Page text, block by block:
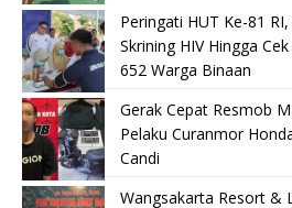
Peringati HUT Ke-81
Skrining HIV Hingga
652 Warga Binaan
Gerak Cepat Resmob
Pelaku Curanmor
Candi
Wangsakarta Resort &